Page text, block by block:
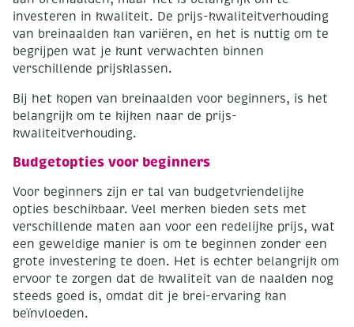
investeren in kwaliteit. De prijs-kwaliteitverhouding
van breinaalden kan variëren, en het is nuttig om te
begrijpen wat je kunt verwachten binnen
verschillende prijsklassen.
Bij het kopen van breinaalden voor beginners, is het
belangrijk om te kijken naar de prijs-
kwaliteitverhouding.
Budgetopties voor beginners
Voor beginners zijn er tal van budgetvriendelijke
opties beschikbaar. Veel merken bieden sets met
verschillende maten aan voor een redelijke prijs, wat
een geweldige manier is om te beginnen zonder een
grote investering te doen. Het is echter belangrijk om
ervoor te zorgen dat de kwaliteit van de naalden nog
steeds goed is, omdat dit je brei-ervaring kan
beïnvloeden.